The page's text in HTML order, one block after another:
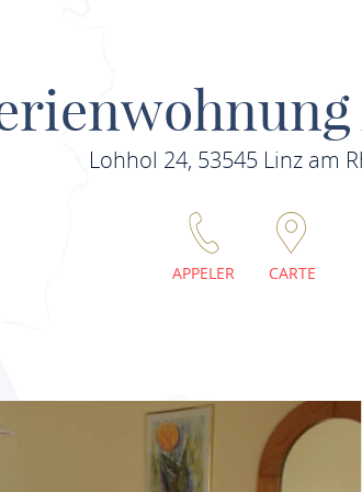
Lohhol 24, 53545 Linz am
APPELER CARTE